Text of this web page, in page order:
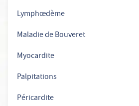
Lymphœdème
Maladie de Bouveret
Myocardite
Palpitations
Péricardite